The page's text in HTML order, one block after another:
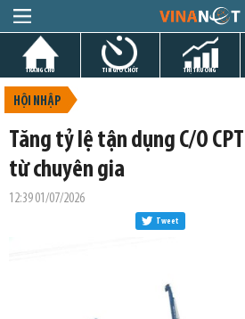
TRANG CHỦ TIN GIỜ CHÓT THỊ TRƯỜNG
HỘI NHẬP
Tăng tỷ lệ tận dụng C/O
từ chuyên gia
12:39 01/07/2026
Tweet